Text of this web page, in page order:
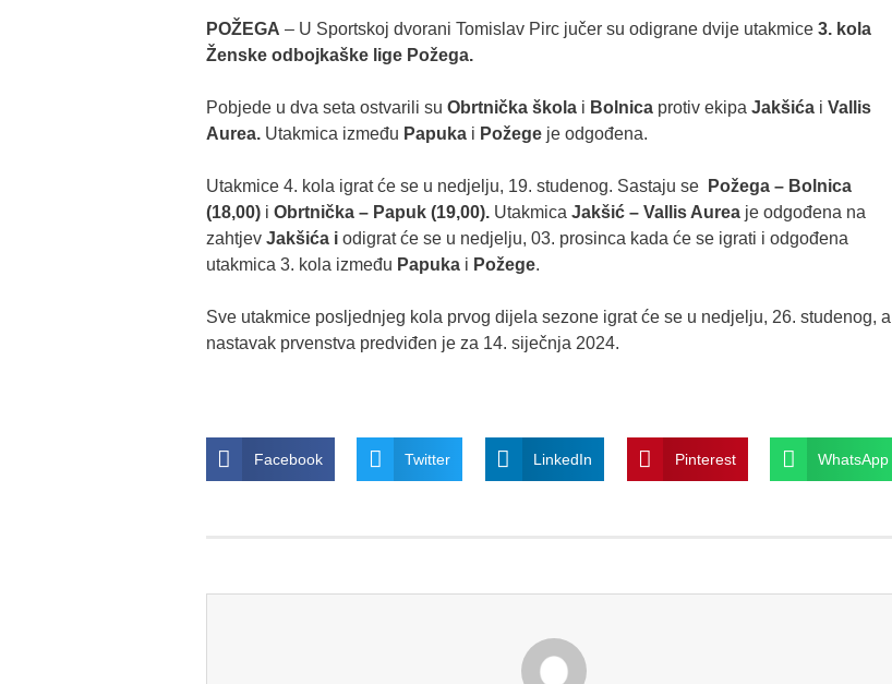
POŽEGA – U Sportskoj dvorani Tomislav Pirc jučer su odigrane dvije utakmice3. kola
Ženske odbojkaške lige Požega.
Pobjede u dva seta ostvarili su Obrtnička školai Bolnicaprotiv ekipa Jakšićai Vallis
Aurea.Utakmica između Papuka i Požegeje odgođena.
Utakmice 4. kola igrat će se u nedjelju, 19. studenog. Sastaju se
Požega – Bolnica
(18,00) i Obrtnička – Papuk (19,00). UtakmicaJakšić – Vallis Aurea je odgođena na
zahtjev Jakšića iodigrat će se u nedjelju, 03. prosinca kada će se igrati i odgođena
utakmica 3. kola između Papukai Požege.
Sve utakmice posljednjeg kola prvog dijela sezone igrat će se u nedjelju, 26. studenog, a
nastavak prvenstva predviđen je za 14. siječnja 2024.
Facebook Twitter LinkedIn Pinterest WhatsApp